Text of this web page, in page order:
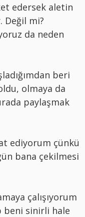
edersek aletin
Değil mi?
da neden
beri
olmaya da
paylaşmak
ediyorum çünkü
bana çekilmesi
çalışıyorum
beni sinirli hale